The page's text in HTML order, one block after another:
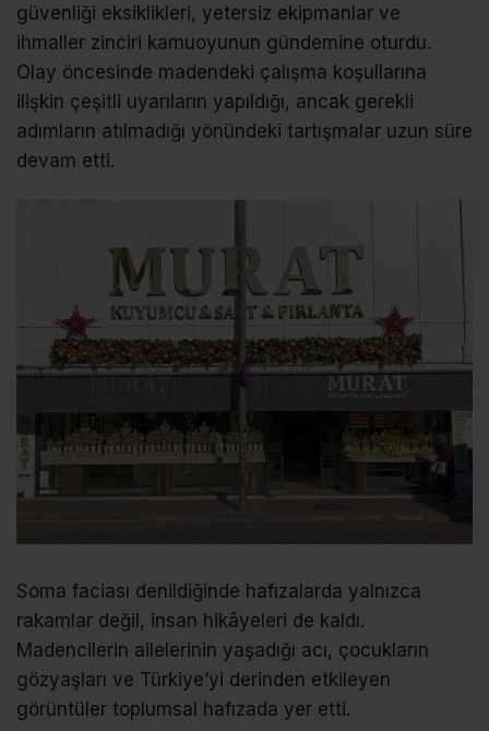
güvenliği eksiklikleri, yetersiz ekipmanlar ve
ihmaller zinciri kamuoyunun gündemine oturdu.
Olay öncesinde madendeki çalışma koşullarına
ilişkin çeşitli uyarıların yapıldığı, ancak gerekli
adımların atılmadığı yönündeki tartışmalar uzun süre
devam etti.
Soma faciası denildiğinde hafızalarda yalnızca
rakamlar değil, insan hikâyeleri de kaldı.
Madencilerin ailelerinin yaşadığı acı, çocukların
gözyaşları ve Türkiye’yi derinden etkileyen
görüntüler toplumsal hafızada yer etti.